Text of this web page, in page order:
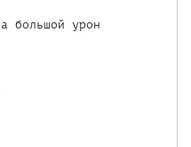
большой урон